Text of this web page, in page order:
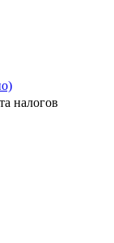
налогов